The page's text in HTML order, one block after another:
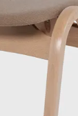
ぽれぽれ
ヤマチク